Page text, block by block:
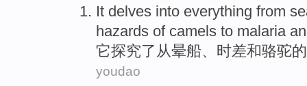
It delves into everything from
hazards of camels to malaria
它探究了 从晕船、 时差和骆驼的
youdao